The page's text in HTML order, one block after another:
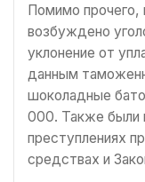
Помимо прочего,
возбуждено
уклонение от
данным
шоколадные
000. Также были
преступлениях
средствах и